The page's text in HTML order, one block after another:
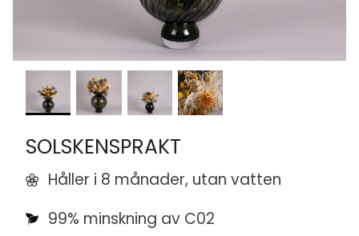
SOLSKENSPRAKT
Håller i 8 månader, utan vatten
99% minskning av C02